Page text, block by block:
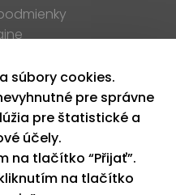
súbory cookies.
pre správne
pre štatistické a
účely.
na tlačítko “Přijať”.
na tlačítko